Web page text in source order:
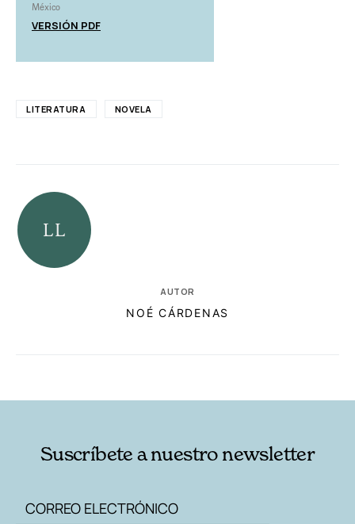
México
VERSIÓN PDF
LITERATURA NOVELA
AUTOR
NOÉ CÁRDENAS
Suscríbete a nuestro newsletter